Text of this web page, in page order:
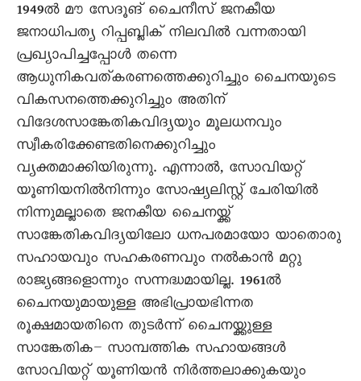
1949ൽ മൗ സേദൂങ് ചെെനീസ് ജനകീയ
ജനാധിപത്യ റിപ്പബ്ലിക് നിലവിൽ വന്നതായി
പ്രഖ്യാപിച്ചപ്പോൾ തന്നെ
ആധുനികവത്കരണത്തെക്കുറിച്ചും ചെെനയുടെ
വികസനത്തെക്കുറിച്ചും അതിന്
വിദേശസാങ്കേതികവിദ്യയും മൂലധനവും
സ്വീകരിക്കേണ്ടതിനെക്കുറിച്ചും
വ്യക്തമാക്കിയിരുന്നു. എന്നാൽ, സോവിയറ്റ്
യൂണിയനിൽനിന്നും സോഷ്യലിസ്റ്റ് ചേരിയിൽ
നിന്നുമല്ലാതെ ജനകീയ ചെെനയ്ക്ക്
സാങ്കേതികവിദ്യയിലോ ധനപരമായോ യാതൊരു
സഹായവും സഹകരണവും നൽകാൻ മറ്റു
രാജ്യങ്ങളൊന്നും സന്നദ്ധമായില്ല. 1961ൽ
ചെെനയുമായുള്ള അഭിപ്രായഭിന്നത
രൂക്ഷമായതിനെ തുടർന്ന് ചെെനയ്ക്കുള്ള
സാങ്കേതിക– സാമ്പത്തിക സഹായങ്ങൾ
സോവിയറ്റ് യൂണിയൻ നിർത്തലാക്കുകയും